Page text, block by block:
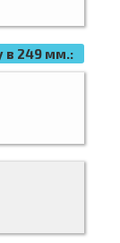
в 249 мм.: